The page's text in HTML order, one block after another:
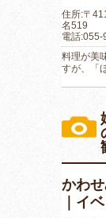
住所:〒
名519
電話:055-
料理が美
すが、「
かわ
｜イ